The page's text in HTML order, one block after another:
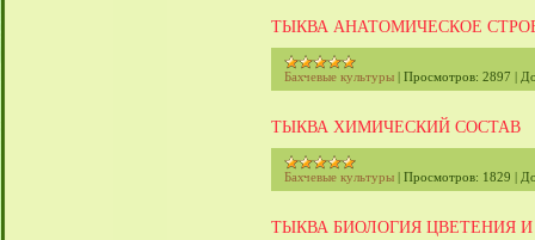
ТЫКВА АНАТОМИЧЕСКОЕ
Бахчевые культуры | Просмотров: 2897 |
ТЫКВА ХИМИЧЕСКИЙ СОСТАВ
Бахчевые культуры | Просмотров: 1829 |
ТЫКВА БИОЛОГИЯ ЦВЕТЕНИЯ